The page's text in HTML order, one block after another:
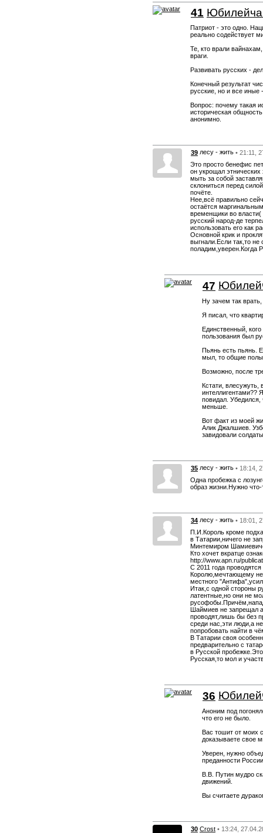
41
Патриот - это одно.
реально содействует
Те, кто врали
враги.
Развивать русских -
Конечный результат
русские, но и все иные
Вопрос: почему такая
историческая
анонимно.
39 лесу - жить • 21:11,
Это просто бенефис
он укрощал
мыть за собой
склониться перед
почёте.
Нее,всё правильно
остаётся
временщики во власти(
русский народ-де
использовать его как
Основной крик и
выгнали.Если так,то
поладим,уверен.Когда
47
Ну зачем так
Я писал, что
Единственный,
пользования был
Пьянь есть пьянь.
мыл, то общие
Возможно, после
Кстати,
интеллигентами??
повидал. Убедился,
меньше.
Вот факт из моей
Алик Джалшиев.
завидовали
35 лесу - жить • 18:14,
Одна пробежка с
образ жизни.Нужно
34 лесу - жить • 18:01,
П.И.Король кроме
в Татарии,ничего не
Минтемиром
Кто хочет вкратце
http://www.apn.ru/
С 2011 года
Королю,мечтающему не
местного
Итак,с одной стороны
латентные,но они не
Шаймиев не запрещал
проводят,лишь бы без
среди нас,эти люди,а
попробовать найти в
В Татарии своя
предварительно с
в Русской
Русская,то мол и
36
Аноним под
что его не было.
Вас тошит от моих
доказываете свое
Уверен, нужно
преданности
В.В. Путин мудро
движений.
Вы считаете
30 Crost • 13:24,